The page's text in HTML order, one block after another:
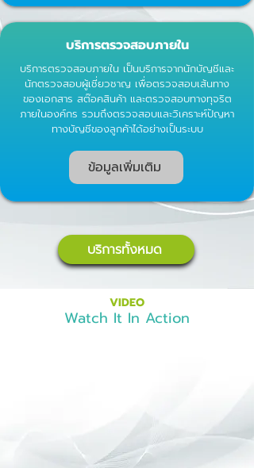
บริการตรวจสอบภายใน
บริการตรวจสอบภายใน เป็นบริการจากนักบัญชีและ
นักตรวจสอบผู้เชี่ยวชาญ เพื่อตรวจสอบเส้นทาง
ของเอกสาร สต๊อคสินค้า และตรวจสอบทางทุจริต
ภายในองค์กร รวมถึงตรวจสอบและวิเคราะห์ปัญหา
ทางบัญชีของลูกค้าได้อย่างเป็นระบบ
ข้อมูลเพิ่มเติม
บริการทั้งหมด
VIDEO
Watch It In Action